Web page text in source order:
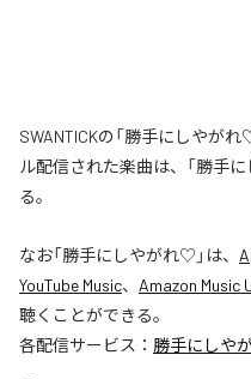
SWANTICKの「勝手にしやが
ル配信された楽曲は、「勝手
る。
なお「勝手にしやがれ♡ 」は、
YouTube Music、 Amazon Music
聴くことができる。
各配信サービス： 勝手にしや